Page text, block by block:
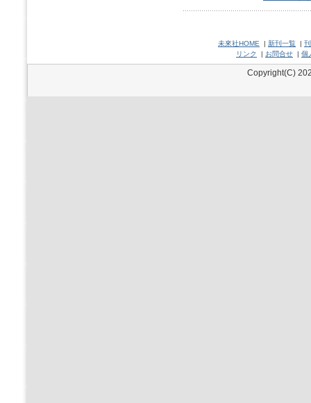
未來社HOME | 新刊一覧 |
リンク
| お問合せ | 個
Copyright(C)